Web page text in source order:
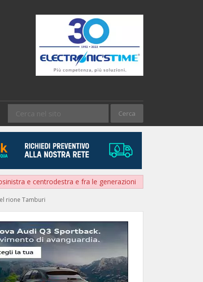
e centrodestra e fra le generazioni
rione Tamburi